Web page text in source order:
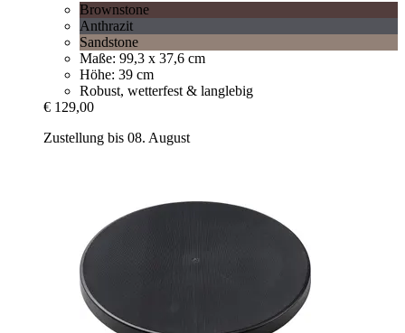
Brownstone
Anthrazit
Sandstone
Maße: 99,3 x 37,6 cm
Höhe: 39 cm
Robust, wetterfest & langlebig
€ 129,00
Zustellung bis 08. August